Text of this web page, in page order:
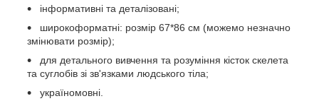
інформативні та деталізовані;
широкоформатні: розмір 67*86 см (можемо незначно
змінювати розмір);
для детального вивчення та розуміння кісток скелета
та суглобів зі зв'язками людського тіла;
україномовні.